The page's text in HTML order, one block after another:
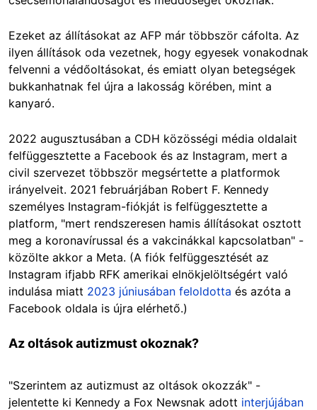
Ezeket az állításokat az AFP már többször cáfolta. Az
ilyen állítások oda vezetnek, hogy egyesek vonakodnak
felvenni a védőoltásokat, és emiatt olyan betegségek
bukkanhatnak fel újra a lakosság körében, mint a
kanyaró.
2022 augusztusában a CDH közösségi média oldalait
felfüggesztette a Facebook és az Instagram, mert a
civil szervezet többször megsértette a platformok
irányelveit. 2021 februárjában Robert F. Kennedy
személyes Instagram-fiókját is felfüggesztette a
platform, "mert rendszeresen hamis állításokat osztott
meg a koronavírussal és a vakcinákkal kapcsolatban" -
közölte akkor a Meta. (A fiók felfüggesztését az
Instagram ifjabb RFK amerikai elnökjelöltségért való
indulása miatt 2023 júniusában feloldotta és azóta a
Facebook oldala is újra elérhető.)
Az oltások autizmust okoznak?
"Szerintem az autizmust az oltások okozzák" -
jelentette ki Kennedy a Fox Newsnak adott interjújában